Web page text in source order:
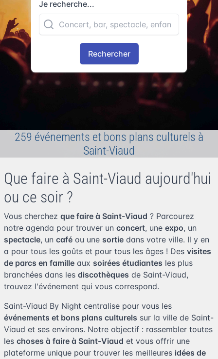
Je recherche...
Rechercher
259 événements et bons plans culturels à
Saint-Viaud
Que faire à Saint-Viaud aujourd'hui
ou ce soir ?
Vous cherchez que faire à Saint-Viaud ? Parcourez
notre agenda pour trouver un concert, une expo, un
spectacle, un café ou une sortie dans votre ville. Il y en
a pour tous les goûts et pour tous les âges ! Des visites
de parcs en famille aux soirées étudiantes les plus
branchées dans les discothèques de Saint-Viaud,
trouvez l'événement qui vous correspond.
Saint-Viaud By Night centralise pour vous les
événements et bons plans culturels sur la ville de Saint-
Viaud et ses environs. Notre objectif : rassembler toutes
les choses à faire à Saint-Viaud et vous offrir une
plateforme unique pour trouver les meilleures idées de